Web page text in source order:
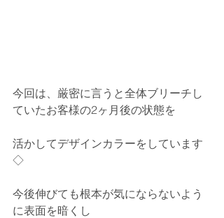
今回は、厳密に言うと全体ブリーチし
ていたお客様の2ヶ月後の状態を
活かしてデザインカラーをしています
◇
今後伸びても根本が気にならないよう
に表面を暗くし